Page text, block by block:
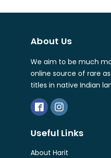
About Us
We aim to be much
online source of rare
titles in native Indian
Useful Links
About Harit